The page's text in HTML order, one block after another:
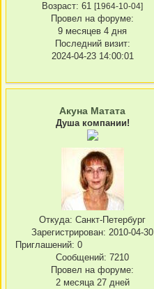
Возраст: 61 [1964-10-04]
Провел на форуме:
9 месяцев 4 дня
Последний визит:
2024-04-23 14:00:01
Акуна Матата
Душа компании!
Откуда: Санкт-Петербург
Зарегистрирован: 2010-04-30
Приглашений: 0
Сообщений: 7210
Провел на форуме:
2 месяца 27 дней